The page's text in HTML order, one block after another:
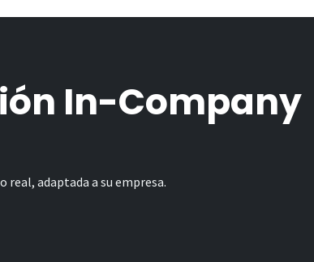
In-Company
real, adaptada a su empresa.